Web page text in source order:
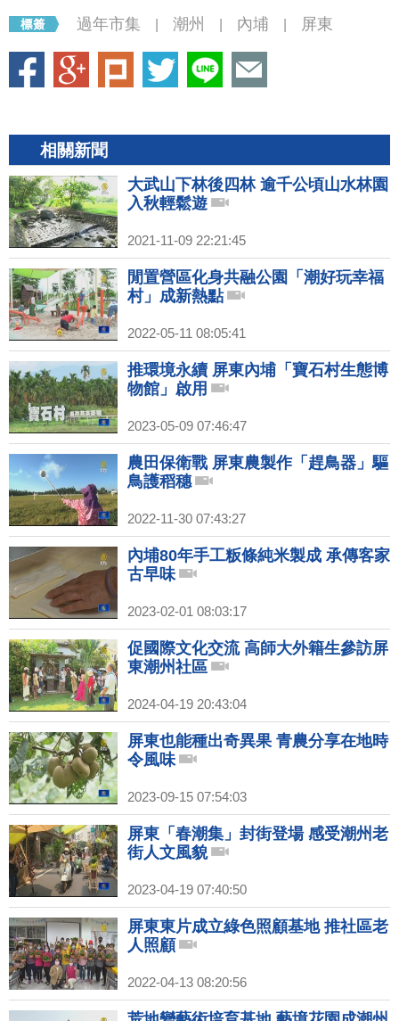
過年市集 潮州 內埔 屏東
相關新聞
大武山下林後四林 逾千公頃山水林園
入秋輕鬆遊
2021-11-09 22:21:45
閒置營區化身共融公園「潮好玩幸福
村」成新熱點
2022-05-11 08:05:41
推環境永續 屏東內埔「寶石村生態博
物館」啟用
2023-05-09 07:46:47
農田保衛戰 屏東農製作「趕鳥器」驅
鳥護稻穗
2022-11-30 07:43:27
內埔80年手工粄條純米製成 承傳客家
古早味
2023-02-01 08:03:17
促國際文化交流 高師大外籍生參訪屏
東潮州社區
2024-04-19 20:43:04
屏東也能種出奇異果 青農分享在地時
令風味
2023-09-15 07:54:03
屏東「春潮集」封街登場 感受潮州老
街人文風貌
2023-04-19 07:40:50
屏東東片成立綠色照顧基地 推社區老
人照顧
2022-04-13 08:20:56